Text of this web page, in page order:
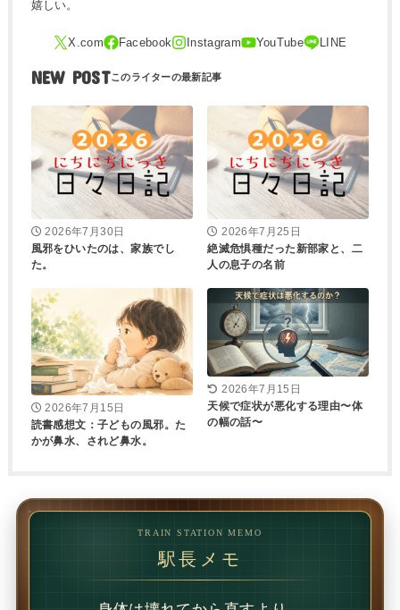
嬉しい。
NEW POST
2026年7月30日
風邪をひいたのは、家族でし
た。
2026年7月25日
絶滅危惧種だった新部家と、二
人の息子の名前
2026年7月15日
読書感想文：子どもの風邪。た
かが鼻水、されど鼻水。
2026年7月15日
天候で症状が悪化する理由〜体
の幅の話〜
TRAIN STATION MEMO
駅長メモ